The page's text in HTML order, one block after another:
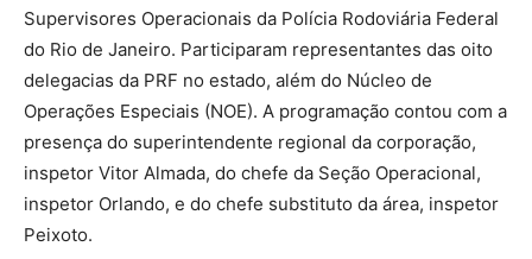
Supervisores Operacionais da Polícia Rodoviária Federal
do Rio de Janeiro. Participaram representantes das oito
delegacias da PRF no estado, além do Núcleo de
Operações Especiais (NOE). A programação contou com a
presença do superintendente regional da corporação,
inspetor Vitor Almada, do chefe da Seção Operacional,
inspetor Orlando, e do chefe substituto da área, inspetor
Peixoto.